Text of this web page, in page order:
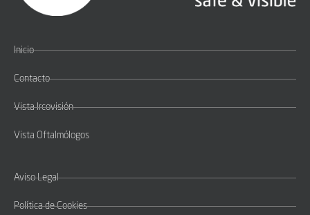
Inicio
Contacto
Vista Ircovisión
Vista Oftalmólogos
Aviso Legal
Política de Cookies